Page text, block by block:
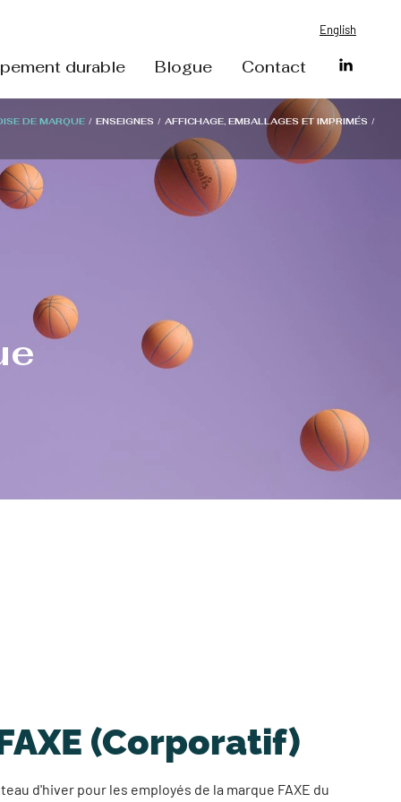
English
durable Blogue Contact
DE MARQUE/ ENSEIGNES / AFFICHAGE, EMBALLAGES ET IMPRIMÉS /
(Corporatif)
d'hiver pour les employés de la marque FAXE du